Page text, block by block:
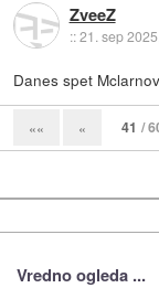
ZveeZ
::21. sep
Danes spet
«« « 41 /
Vredno ogleda ...